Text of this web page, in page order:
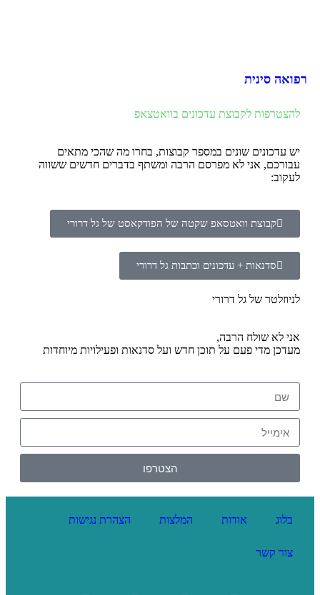
רפואה סינית
להצטרפות לקבוצת עדכונים בוואטצאפ
יש עדכונים שונים במספר קבוצות, בחרו מה שהכי מתאים
עבורכם, אני לא מפרסם הרבה ומשתף בדברים חדשים ששווה
לעקוב:
קבוצת וואטסאפ שקטה של הפודקאסט של גל דרורי
סדנאות + עדכונים וכתבות גל דרורי
לניוזלטר של גל דרורי
אני לא שולח הרבה,
מעדכן מדי פעם על תוכן חדש ועל סדנאות ופעילויות מיוחדות
הצטרפו
בלוג אודות המלצות הצהרת נגישות
צור קשר